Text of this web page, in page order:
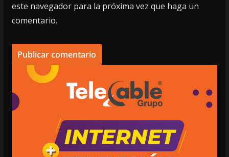
este navegador para la próxima vez que haga un
comentario.